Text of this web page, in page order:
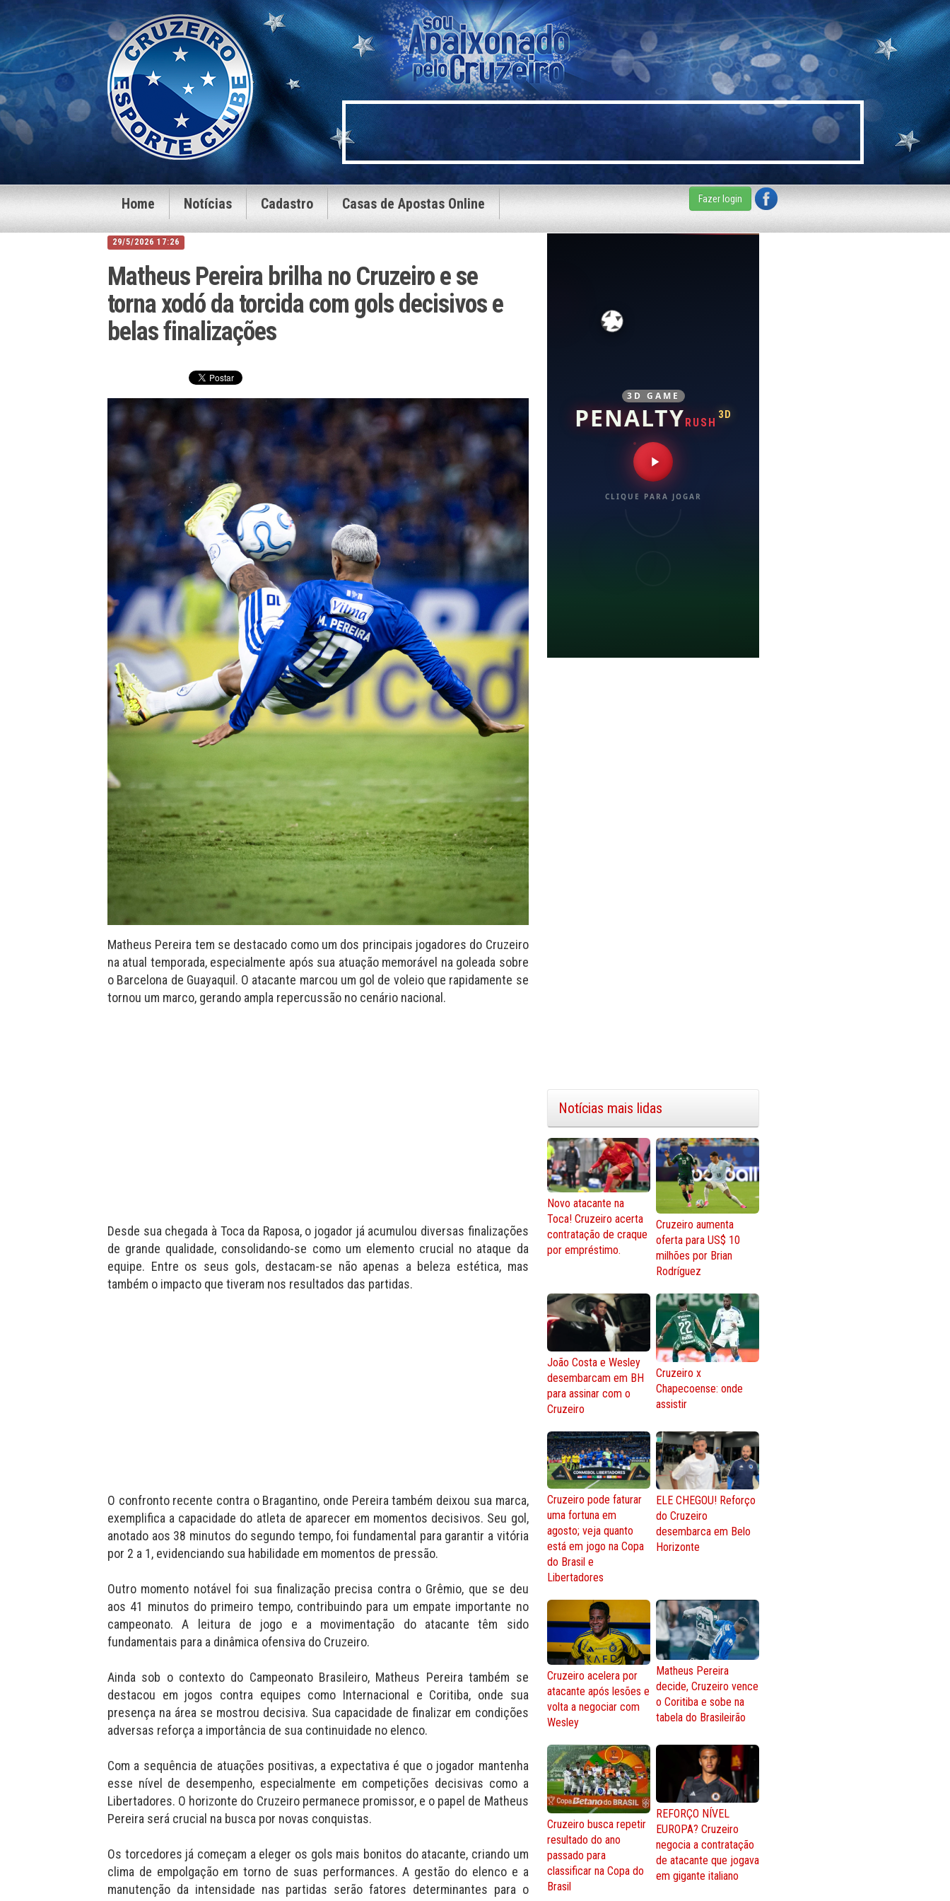
Home Notícias Cadastro Casas de Apostas Online Fazer login
29/5/2026 17:26
Matheus Pereira brilha no Cruzeiro e se
torna xodó da torcida com gols decisivos e
belas finalizações
Matheus Pereira tem se destacado como um dos principais jogadores do Cruzeiro
na atual temporada, especialmente após sua atuação memorável na goleada sobre
o Barcelona de Guayaquil. O atacante marcou um gol de voleio que rapidamente se
tornou um marco, gerando ampla repercussão no cenário nacional.
Desde sua chegada à Toca da Raposa, o jogador já acumulou diversas finalizações
de grande qualidade, consolidando-se como um elemento crucial no ataque da
equipe. Entre os seus gols, destacam-se não apenas a beleza estética, mas
também o impacto que tiveram nos resultados das partidas.
O confronto recente contra o Bragantino, onde Pereira também deixou sua marca,
exemplifica a capacidade do atleta de aparecer em momentos decisivos. Seu gol,
anotado aos 38 minutos do segundo tempo, foi fundamental para garantir a vitória
por 2 a 1, evidenciando sua habilidade em momentos de pressão.
Outro momento notável foi sua finalização precisa contra o Grêmio, que se deu
aos 41 minutos do primeiro tempo, contribuindo para um empate importante no
campeonato. A leitura de jogo e a movimentação do atacante têm sido
fundamentais para a dinâmica ofensiva do Cruzeiro.
Ainda sob o contexto do Campeonato Brasileiro, Matheus Pereira também se
destacou em jogos contra equipes como Internacional e Coritiba, onde sua
presença na área se mostrou decisiva. Sua capacidade de finalizar em condições
adversas reforça a importância de sua continuidade no elenco.
Com a sequência de atuações positivas, a expectativa é que o jogador mantenha
esse nível de desempenho, especialmente em competições decisivas como a
Libertadores. O horizonte do Cruzeiro permanece promissor, e o papel de Matheus
Pereira será crucial na busca por novas conquistas.
Os torcedores já começam a eleger os gols mais bonitos do atacante, criando um
clima de empolgação em torno de suas performances. A gestão do elenco e a
manutenção da intensidade nas partidas serão fatores determinantes para o
3D GAME
PENALTYRUSH
3D
CLIQUE PARA JOGAR
Notícias mais lidas
Novo atacante na
Toca! Cruzeiro acerta
contratação de craque
por empréstimo.
Cruzeiro aumenta
oferta para US$ 10
milhões por Brian
Rodríguez
João Costa e Wesley
desembarcam em BH
para assinar com o
Cruzeiro
Cruzeiro x
Chapecoense: onde
assistir
Cruzeiro pode faturar
uma fortuna em
agosto; veja quanto
está em jogo na Copa
do Brasil e
Libertadores
ELE CHEGOU! Reforço
do Cruzeiro
desembarca em Belo
Horizonte
Cruzeiro acelera por
atacante após lesões e
volta a negociar com
Wesley
Matheus Pereira
decide, Cruzeiro vence
o Coritiba e sobe na
tabela do Brasileirão
Cruzeiro busca repetir
resultado do ano
passado para
classificar na Copa do
Brasil
REFORÇO NÍVEL
EUROPA? Cruzeiro
negocia a contratação
de atacante que jogava
em gigante italiano